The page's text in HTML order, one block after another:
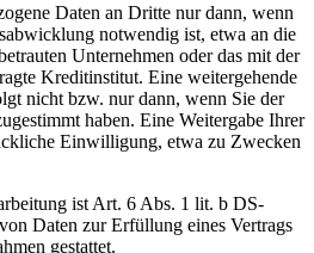
Daten an Dritte nur dann, wenn
notwendig ist, etwa an die
Unternehmen oder das mit der
Kreditinstitut. Eine weitergehende
nicht bzw. nur dann, wenn Sie der
haben. Eine Weitergabe Ihrer
Einwilligung, etwa zu Zwecken
ist Art. 6 Abs. 1 lit. b DS-
Daten zur Erfüllung eines Vertrags
gestattet.